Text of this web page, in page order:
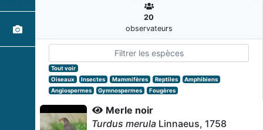
20
observateurs
Tout voir
Oiseaux
Insectes Mammifères Reptiles
Amphibiens
Angiospermes
Gymnospermes Fougères
Merle noir
Turdus merula Linnaeus, 1758